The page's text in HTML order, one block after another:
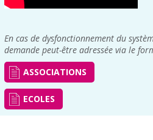
En cas de dysfonctionnement du
demande peut-être adressée via le
ASSOCIATIONS
ECOLES